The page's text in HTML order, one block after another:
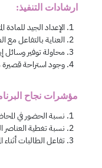
ارشادات التنفيذ:
مؤشرات نجاح